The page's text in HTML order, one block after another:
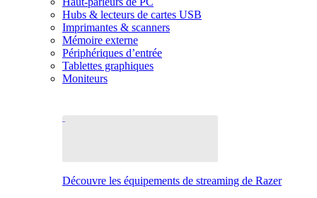
Hubs & lecteurs de cartes USB
Imprimantes & scanners
Mémoire externe
Périphériques d’entrée
Tablettes graphiques
Moniteurs
Découvre les équipements de streaming de Razer